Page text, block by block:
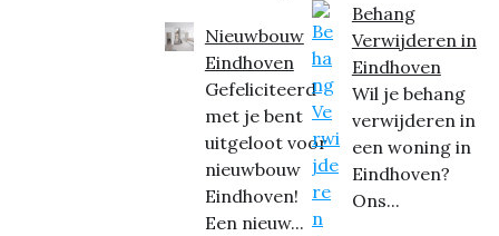
Nieuwbouw
Eindhoven
Gefeliciteerd
met je bent
uitgeloot voor
nieuwbouw
Eindhoven!
Een nieuw...
Behang
Verwijderen in
Eindhoven
Wil je behang
verwijderen in
een woning in
Eindhoven?
Ons...